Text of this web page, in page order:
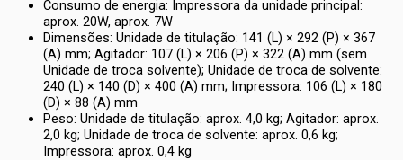
Consumo de energia: Impressora da unidade principal:
aprox. 20W, aprox. 7W
Dimensões: Unidade de titulação: 141 (L) × 292 (P) × 367
(A) mm; Agitador: 107 (L) × 206 (P) × 322 (A) mm (sem
Unidade de troca solvente); Unidade de troca de solvente:
240 (L) × 140 (D) × 400 (A) mm; Impressora: 106 (L) × 180
(D) × 88 (A) mm
Peso: Unidade de titulação: aprox. 4,0 kg; Agitador: aprox.
2,0 kg; Unidade de troca de solvente: aprox. 0,6 kg;
Impressora: aprox. 0,4 kg